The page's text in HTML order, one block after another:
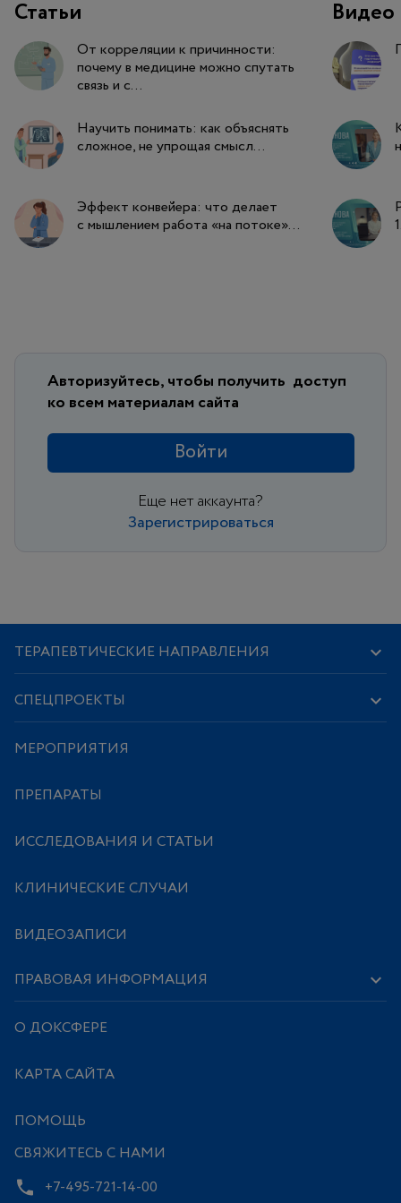
2011. — Vol. 86, № 3. — P. 307–313.
Nemeth, C. J. Rogues and rebels: Unconventional
teams can outperform the best / C. J. Nemeth, J. A.
Goncalo // Harvard Business Review. — 2011. — Vol. 89,
Salas, E. Does team training work? Principles for health
care / E. Salas, D. DiazGranados, S. J. Weaver, H. King //
11. — P. 1002–1009.
Статьи
От корреляции к причинности:
почему в медицине можно спутать
связь и с...
Научить понимать: как объяснять
сложное, не упрощая смысл...
Эффект конвейера: что делает
с мышлением работа «на потоке»...
Видео
Авторизуйтесь, чтобы получить доступ
ко всем материалам сайта
Войти
Еще нет аккаунта?
Зарегистрироваться
ТЕРАПЕВТИЧЕСКИЕ НАПРАВЛЕНИЯ
СПЕЦПРОЕКТЫ
МЕРОПРИЯТИЯ
ПРЕПАРАТЫ
ИССЛЕДОВАНИЯ И СТАТЬИ
КЛИНИЧЕСКИЕ СЛУЧАИ
ВИДЕОЗАПИСИ
ПРАВОВАЯ ИНФОРМАЦИЯ
О ДОКСФЕРЕ
КАРТА САЙТА
ПОМОЩЬ
СВЯЖИТЕСЬ С НАМИ
+7-495-721-14-00